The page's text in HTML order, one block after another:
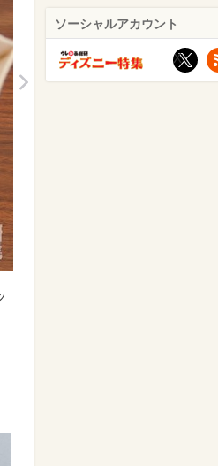
>
ソーシャルアカウント
X